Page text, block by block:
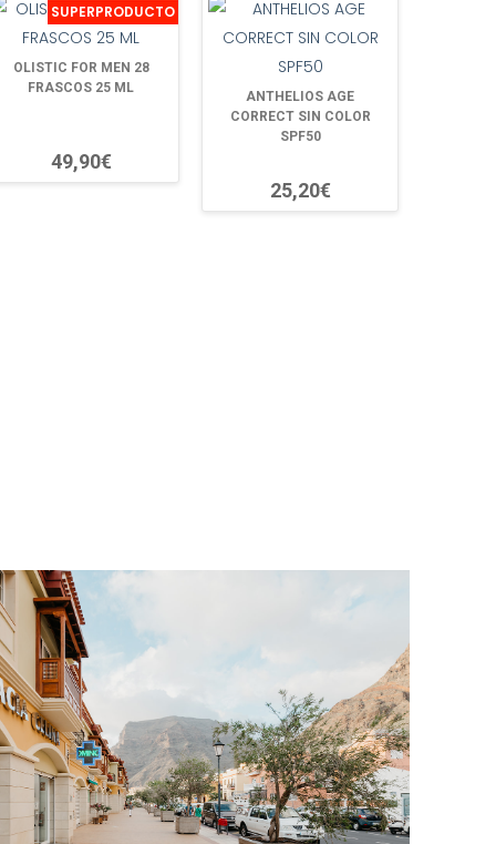
SUPERPRODUCTO
OLISTIC FOR MEN 28
FRASCOS 25 ML
49,90€
ANTHELIOS AGE
CORRECT SIN COLOR
SPF50
25,20€